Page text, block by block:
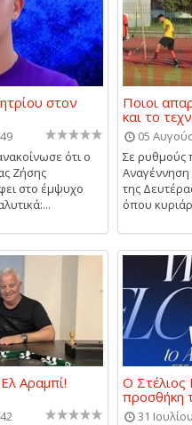
στον
ότι ο
Ζήσης
στο έμψυχο
Ποιοι
και το
05
Σε ρυθμούς
της
όπου
Αραμπί!
Ο Στέλιος
προσθήκη
31